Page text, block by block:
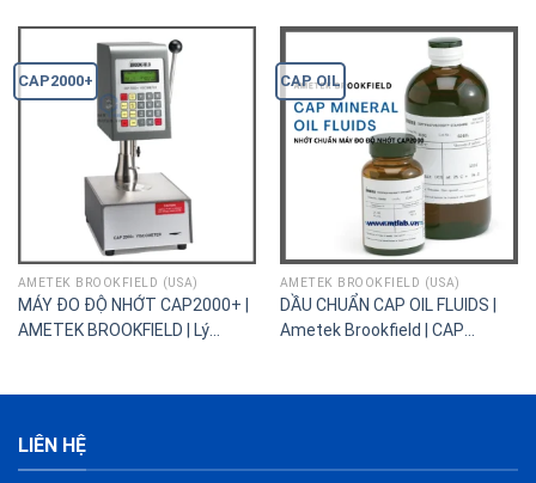
CAP2000+
AMETEK BROOKFIELD (USA)
MÁY ĐO ĐỘ NHỚT CAP2000+ |
AMETEK BROOKFIELD | Lý
CAP OIL
AMETEK BROOKFIELD (USA)
DẦU CHUẨN CAP OIL FLUIDS |
Ametek Brookfield | CAP
LIÊN HỆ